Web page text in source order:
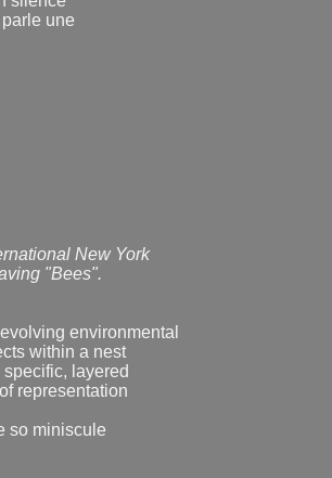
une
New York
"Bees".
environmental
within a nest
layered
representation
so miniscule